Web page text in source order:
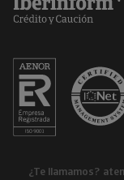
¿Te llamamos?